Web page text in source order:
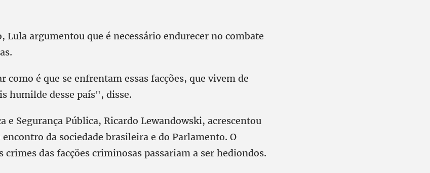
Lula argumentou que é necessário endurecer no combate
como é que se enfrentam essas facções, que vivem de
humilde desse país", disse.
e Segurança Pública, Ricardo Lewandowski, acrescentou
da sociedade brasileira e do Parlamento. O
crimes das facções criminosas passariam a ser hediondos.